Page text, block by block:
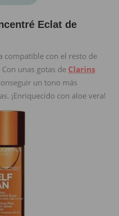
Eclat de
compatible con el resto de
unas gotas de Clarins
un tono más
¡Enriquecido con aloe vera!